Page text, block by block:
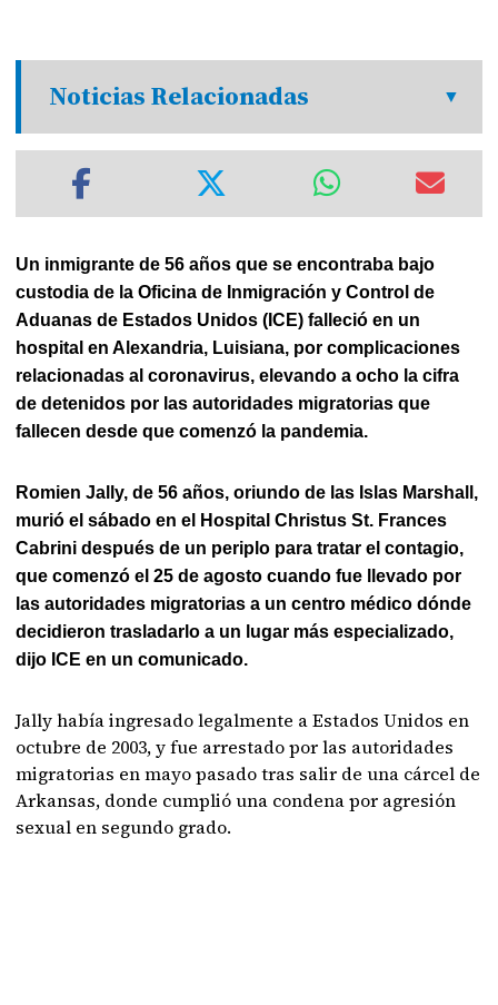
Noticias Relacionadas
Un inmigrante de 56 años que se encontraba bajo
custodia de la Oficina de Inmigración y Control de
Aduanas de Estados Unidos (ICE) falleció en un
hospital en Alexandria, Luisiana, por complicaciones
relacionadas al coronavirus, elevando a ocho la cifra
de detenidos por las autoridades migratorias que
fallecen desde que comenzó la pandemia.
Romien Jally, de 56 años, oriundo de las Islas Marshall,
murió el sábado en el Hospital Christus St. Frances
Cabrini después de un periplo para tratar el contagio,
que comenzó el 25 de agosto cuando fue llevado por
las autoridades migratorias a un centro médico dónde
decidieron trasladarlo a un lugar más especializado,
dijo ICE en un comunicado.
Jally había ingresado legalmente a Estados Unidos en
octubre de 2003, y fue arrestado por las autoridades
migratorias en mayo pasado tras salir de una cárcel de
Arkansas, donde cumplió una condena por agresión
sexual en segundo grado.